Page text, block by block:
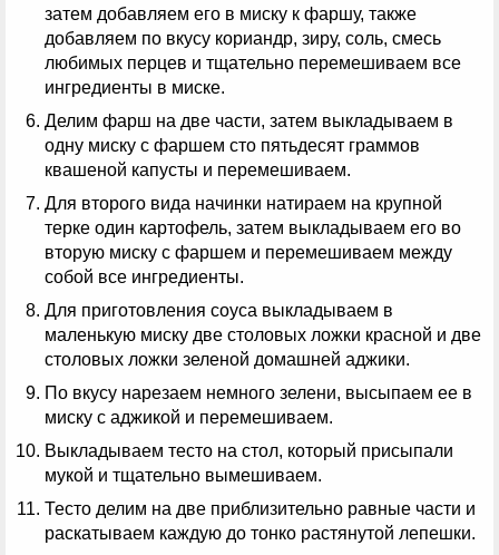
затем добавляем его в миску к фаршу, также
добавляем по вкусу кориандр, зиру, соль, смесь
любимых перцев и тщательно перемешиваем все
ингредиенты в миске.
Делим фарш на две части, затем выкладываем в
одну миску с фаршем сто пятьдесят граммов
квашеной капусты и перемешиваем.
Для второго вида начинки натираем на крупной
терке один картофель, затем выкладываем его во
вторую миску с фаршем и перемешиваем между
собой все ингредиенты.
Для приготовления соуса выкладываем в
маленькую миску две столовых ложки красной и две
столовых ложки зеленой домашней аджики.
По вкусу нарезаем немного зелени, высыпаем ее в
миску с аджикой и перемешиваем.
Выкладываем тесто на стол, который присыпали
мукой и тщательно вымешиваем.
Тесто делим на две приблизительно равные части и
раскатываем каждую до тонко растянутой лепешки.